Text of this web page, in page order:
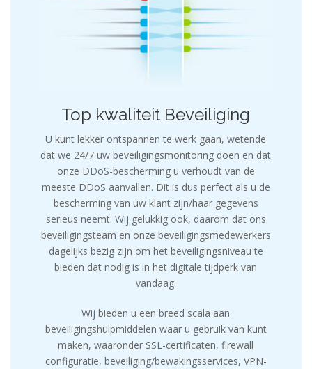
Top kwaliteit Beveiliging
U kunt lekker ontspannen te werk gaan, wetende
dat we 24/7 uw beveiligingsmonitoring doen en dat
onze DDoS-bescherming u verhoudt van de
meeste DDoS aanvallen. Dit is dus perfect als u de
bescherming van uw klant zijn/haar gegevens
serieus neemt. Wij gelukkig ook, daarom dat ons
beveiligingsteam en onze beveiligingsmedewerkers
dagelijks bezig zijn om het beveiligingsniveau te
bieden dat nodig is in het digitale tijdperk van
vandaag.
Wij bieden u een breed scala aan
beveiligingshulpmiddelen waar u gebruik van kunt
maken, waaronder SSL-certificaten, firewall
configuratie, beveiliging/bewakingsservices, VPN-